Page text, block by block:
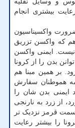
بیشتری انجام
واکسیناسیون
که واکسن تزریق
نیست. ایمنی واکسن
بدن را از کرونا
بر همین مبنا هم
هموطنان سفارش
ایمنی بدن شان را
از زرد به نارنجی
قرمز نزدیک تر
را بیشتر رعایت